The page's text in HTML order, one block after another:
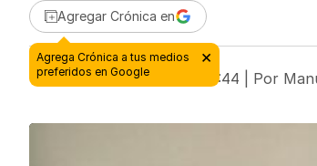
Agregar Crónica en
15 de octubre de 2018 - 00:44 | Por